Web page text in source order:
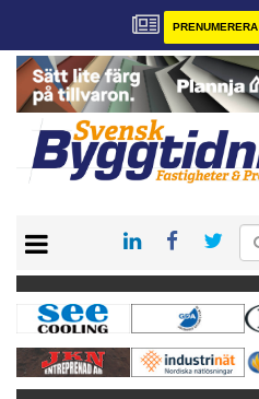
PRENUMERERA
PRENUMERERA
VÅRA ANDRA MAGASIN
ANNONSERA
KONTAKT